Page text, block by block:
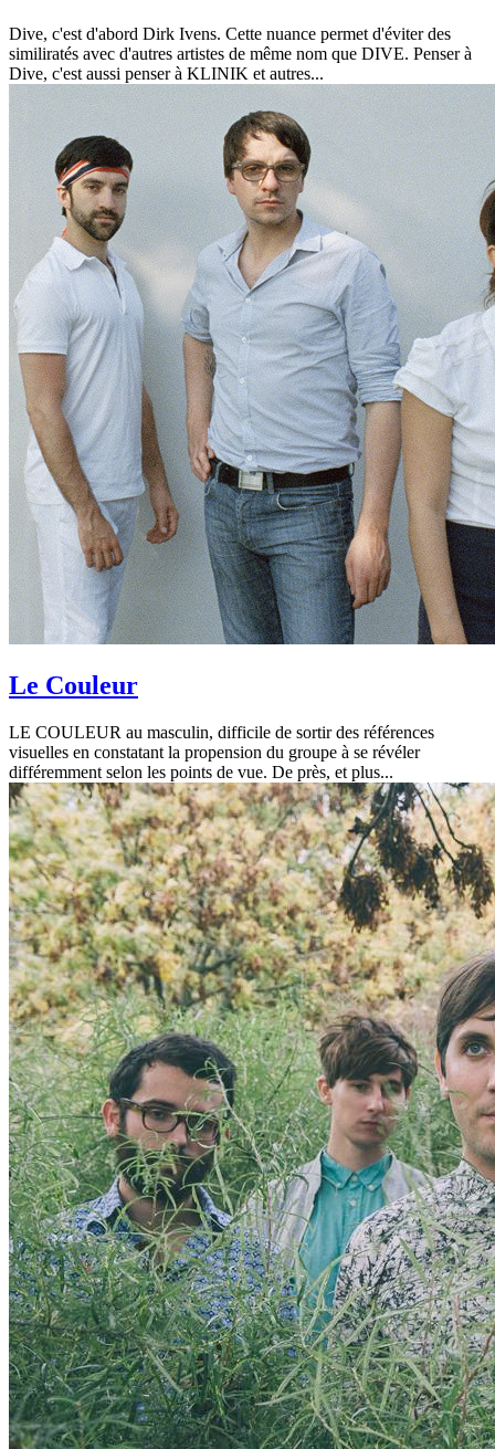
Dive, c'est d'abord Dirk Ivens. Cette nuance permet d'éviter des
similiratés avec d'autres artistes de même nom que DIVE. Penser à
Dive, c'est aussi penser à KLINIK et autres...
Le Couleur
LE COULEUR au masculin, difficile de sortir des références
visuelles en constatant la propension du groupe à se révéler
différemment selon les points de vue. De près, et plus...